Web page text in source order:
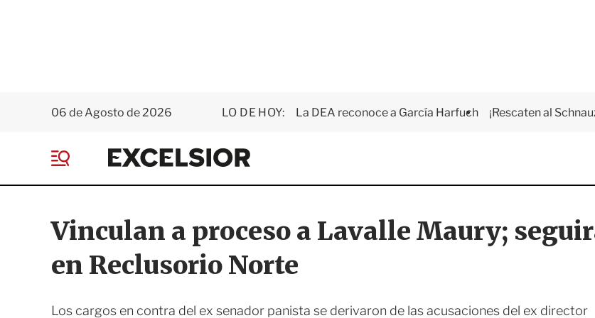
06 de Agosto de 2026 LO DE HOY: La DEA reconoce a García Harfuch ¡Rescaten al
E
x
e
i
o
e
Vinculan a proceso a Lavalle Maury;
en Reclusorio Norte
Los cargos en contra del ex senador panista se derivaron de las acusaciones del ex director